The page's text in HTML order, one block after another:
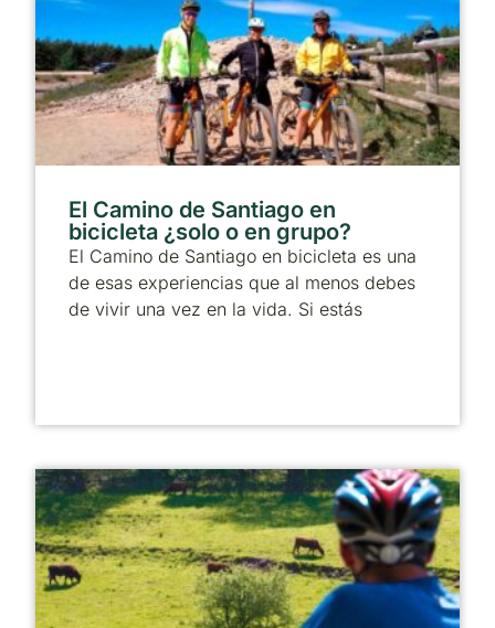
El Camino de Santiago en
bicicleta ¿solo o en grupo?
El Camino de Santiago en bicicleta es una
de esas experiencias que al menos debes
de vivir una vez en la vida. Si estás